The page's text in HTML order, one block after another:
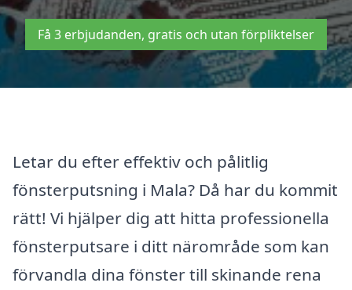
Få 3 erbjudanden, gratis och utan förpliktelser
Letar du efter effektiv och pålitlig
fönsterputsning i Mala? Då har du kommit
rätt! Vi hjälper dig att hitta professionella
fönsterputsare i ditt närområde som kan
förvandla dina fönster till skinande rena